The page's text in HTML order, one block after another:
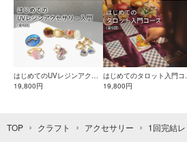
はじめてのUVレジンアクセ
サリー入門コース
19,800円
はじめてのタロット入門コ
ス
19,800円
TOP クラフト アクセサリー 1回完結